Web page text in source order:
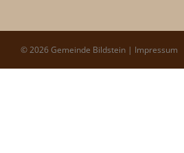
© 2026 Gemeinde Bildstein | Impressum